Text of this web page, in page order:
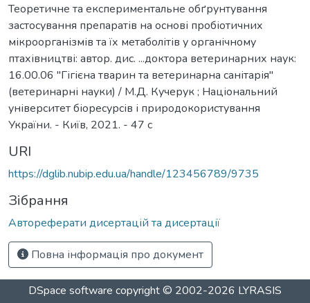
Теоретичне та експериментальне обґрунтування
застосування препаратів на основі пробіотичних
мікроорганізмів та їх метаболітів у органічному
птахівництві: автор. дис. ...доктора ветеринарних наук:
16.00.06 "Гігієна тварин та ветеринарна санітарія"
(ветеринарні науки) / М.Д. Кучерук ; Національний
університет біоресурсів і природокористування
України. - Київ, 2021. - 47 с
URI
https://dglib.nubip.edu.ua/handle/123456789/9735
Зібрання
Автореферати дисертацій та дисертації
Повна інформація про документ
DSpace software copyright © 2002-2026 LYRASIS